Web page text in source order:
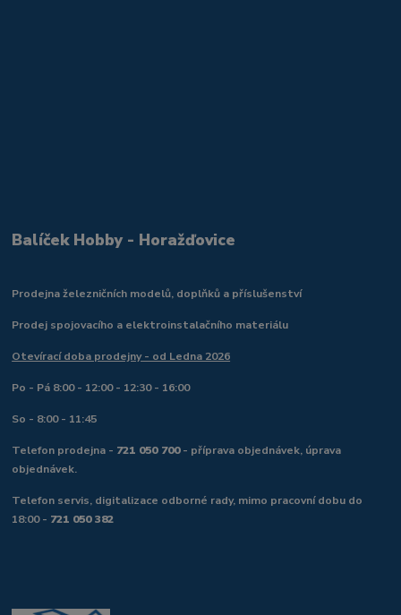
Balíček Hobby - Horažďovice
Prodejna železničních modelů, doplňků a příslušenství
Prodej spojovacího a elektroinstalačního materiálu
Otevírací doba prodejny - od Ledna 2026
Po - Pá 8:00 - 12:00 - 12:30 - 16:00
So - 8:00 - 11:45
Telefon prodejna - 721 050 700- příprava objednávek, úprava
objednávek.
Telefon servis, digitalizace odborné rady, mimo pracovní dobu do
18:00 - 721 050 382